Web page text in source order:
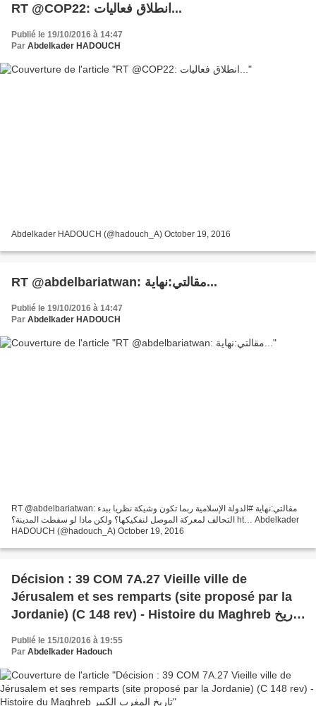
RT @COP22: انطلاق فعاليات...
Publié le 19/10/2016 à 14:47
Par Abdelkader HADOUCH
Abdelkader HADOUCH (@hadouch_A) October 19, 2016
RT @abdelbariatwan: مقالتي:نهاية...
Publié le 19/10/2016 à 14:47
Par Abdelkader HADOUCH
RT @abdelbariatwan: مقالتي:نهاية #الدولة الإسلامية ربما تكون وشيكة نظريا ببدء
التحالف لمعركة الموصل لنفكيكها؟ ولكن ماذا لو سقطت المدينة؟ ht… Abdelkader
HADOUCH (@hadouch_A) October 19, 2016
Décision : 39 COM 7A.27 Vieille ville de
Jérusalem et ses remparts (site proposé par la
Jordanie) (C 148 rev) - Histoire du Maghreb تاريخ
Publié le 15/10/2016 à 19:55
Par Abdelkader Hadouch